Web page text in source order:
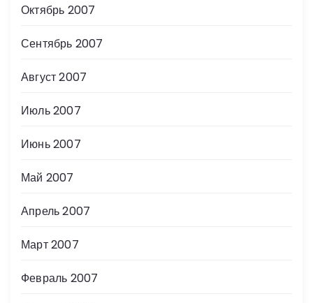
Октябрь 2007
Сентябрь 2007
Август 2007
Июль 2007
Июнь 2007
Май 2007
Апрель 2007
Март 2007
Февраль 2007